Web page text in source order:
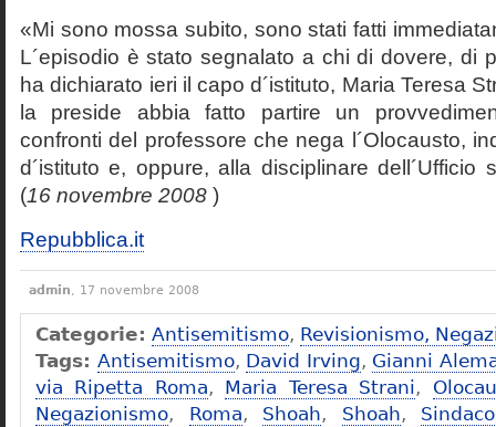
«Mi sono mossa subito, sono stati fatti
L´episodio è stato segnalato a chi di dovere, di
ha dichiarato ieri il capo d´istituto, Maria Teresa
la preside abbia fatto partire un
confronti del professore che nega l´Olocausto,
d´istituto e, oppure, alla disciplinare dell´Ufficio
(16 novembre 2008 )
Repubblica.it
admin, 17 novembre 2008
Categorie: Antisemitismo, Revisionismo,
Tags: Antisemitismo, David Irving, Gianni
via Ripetta Roma, Maria Teresa Strani,
Negazionismo, Roma, Shoah, Shoah,